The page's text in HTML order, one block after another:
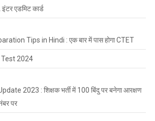
एडमिट कार्ड
Tips in Hindi : एक बार में पास होगा CTET
Test 2024
2023 : शिक्षक भर्ती में 100 बिंदु पर बनेगा आरक्षण
पर